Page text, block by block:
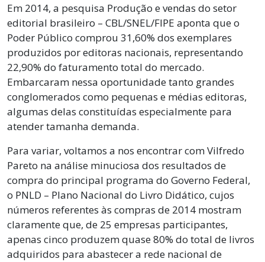
Em 2014, a pesquisa Produção e vendas do setor
editorial brasileiro – CBL/SNEL/FIPE aponta que o
Poder Público comprou 31,60% dos exemplares
produzidos por editoras nacionais, representando
22,90% do faturamento total do mercado.
Embarcaram nessa oportunidade tanto grandes
conglomerados como pequenas e médias editoras,
algumas delas constituídas especialmente para
atender tamanha demanda.
Para variar, voltamos a nos encontrar com Vilfredo
Pareto na análise minuciosa dos resultados de
compra do principal programa do Governo Federal,
o PNLD – Plano Nacional do Livro Didático, cujos
números referentes às compras de 2014 mostram
claramente que, de 25 empresas participantes,
apenas cinco produzem quase 80% do total de livros
adquiridos para abastecer a rede nacional de